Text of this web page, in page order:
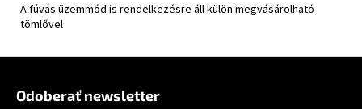
A fúvás üzemmód is rendelkezésre áll külön megvásárolható
tömlővel
Odoberať newsletter